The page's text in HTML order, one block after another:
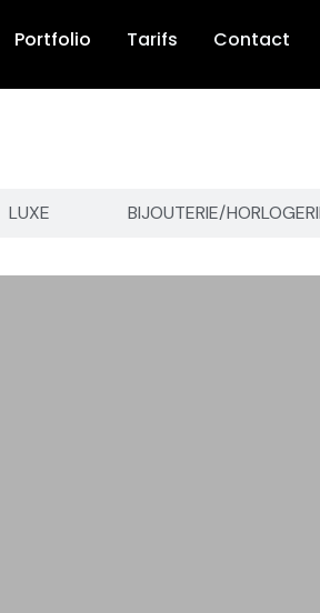
Portfolio Tarifs Contact
LUXE BIJOUTERIE/